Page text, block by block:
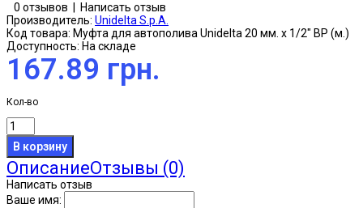
0 отзывов
Написать отзыв
Производитель: Unidelta S.p.A.
Код товара: Муфта для автополива Unidelta 20 мм. х 1/2" ВР (м.)
Доступность: На складе
167.89 грн.
Кол-во
ОписаниеОтзывы (0)
Написать отзыв
Ваше имя: